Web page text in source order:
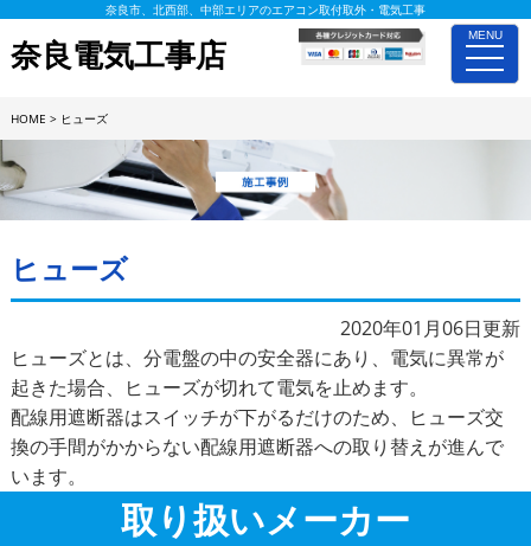
MENU
toggle
奈良市、北西部、中部エリアのエアコン取付取外・電気工事
奈良電気工事店
HOME > ヒューズ
ヒューズ
2020年01月06日更新
ヒューズとは、分電盤の中の安全器にあり、電気に異常が
起きた場合、ヒューズが切れて電気を止めます。
配線用遮断器はスイッチが下がるだけのため、ヒューズ交
換の手間がかからない配線用遮断器への取り替えが進んで
います。
取り扱いメーカー